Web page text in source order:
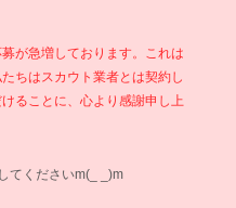
が急増しております。これは
ちはスカウト業者とは契約し
ることに、心より感謝申し上
てくださいm(_ _)m